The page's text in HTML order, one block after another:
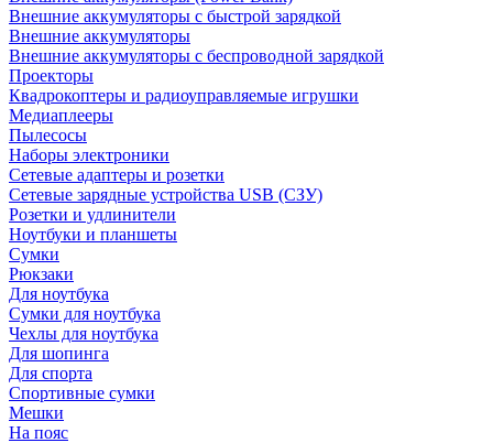
Внешние аккумуляторы с быстрой зарядкой
Внешние аккумуляторы
Внешние аккумуляторы с беспроводной зарядкой
Проекторы
Квадрокоптеры и радиоуправляемые игрушки
Медиаплееры
Пылесосы
Наборы электроники
Сетевые адаптеры и розетки
Сетевые зарядные устройства USB (СЗУ)
Розетки и удлинители
Ноутбуки и планшеты
Сумки
Рюкзаки
Для ноутбука
Сумки для ноутбука
Чехлы для ноутбука
Для шопинга
Для спорта
Спортивные сумки
Мешки
На пояс